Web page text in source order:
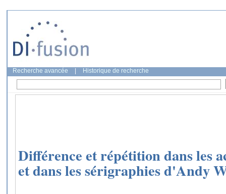
Recherche avancée Historique de recherche
Différence et répétition dans les
et dans les sérigraphies d'Andy